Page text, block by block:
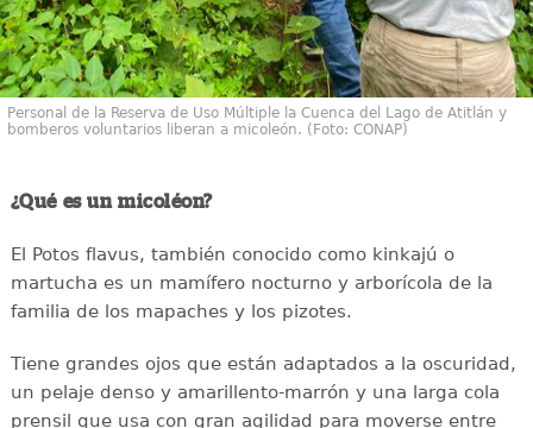
Personal de la Reserva de Uso Múltiple la Cuenca del Lago de Atitlán y
bomberos voluntarios liberan a micoleón. (Foto: CONAP)
¿Qué es un micoléon?
El Potos flavus, también conocido como kinkajú o
martucha es un mamífero nocturno y arborícola de la
familia de los mapaches y los pizotes.
Tiene grandes ojos que están adaptados a la oscuridad,
un pelaje denso y amarillento-marrón y una larga cola
prensil que usa con gran agilidad para moverse entre